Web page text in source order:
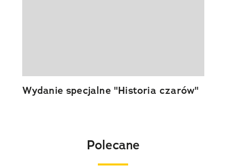
Wydanie specjalne "Historia czarów"
Polecane